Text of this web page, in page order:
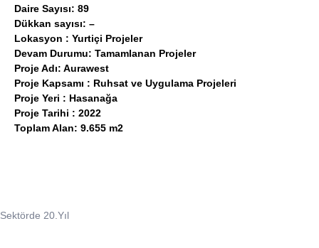
Daire Sayısı: 89
Dükkan sayısı: –
Lokasyon : Yurtiçi Projeler
Devam Durumu: Tamamlanan Projeler
Proje Adı: Aurawest
Proje Kapsamı : Ruhsat ve Uygulama Projeleri
Proje Yeri : Hasanağa
Proje Tarihi : 2022
Toplam Alan: 9.655 m2
Sektörde 20.Yıl